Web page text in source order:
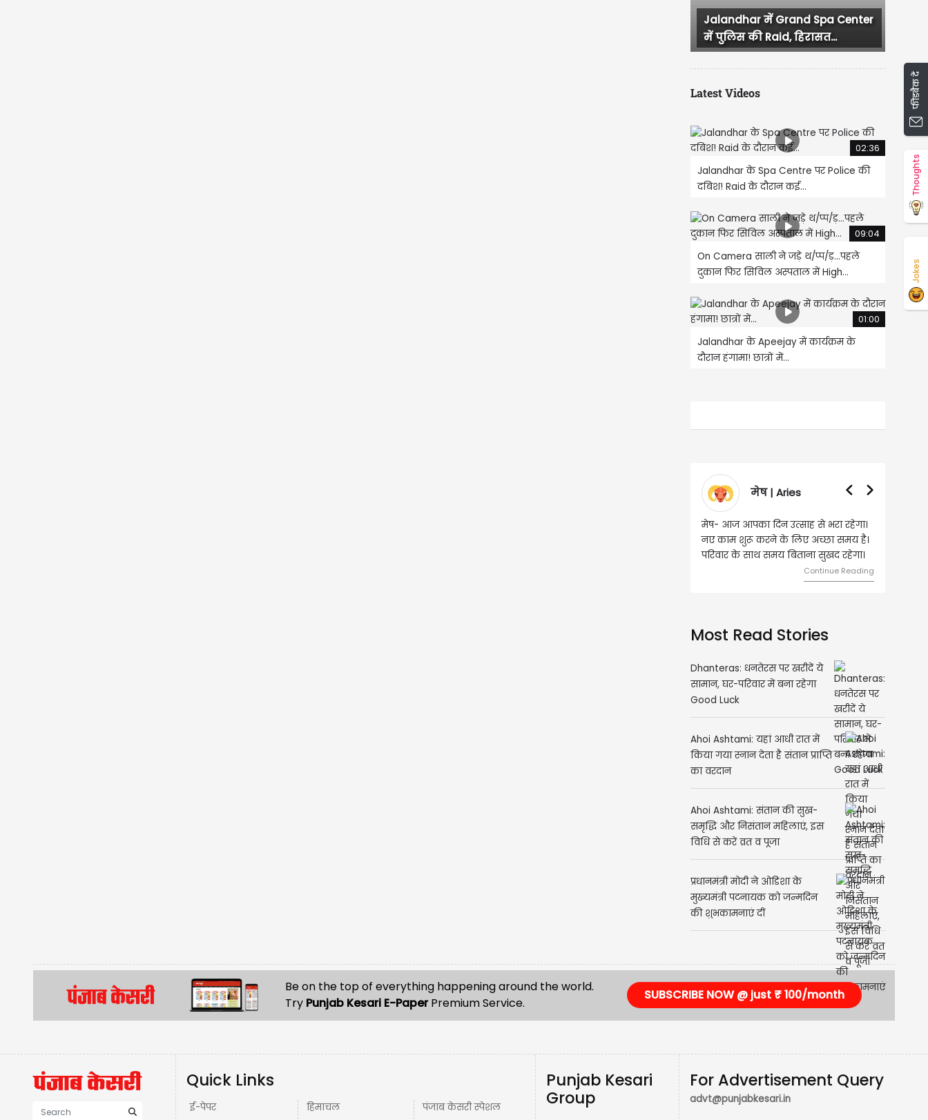
Jalandhar में Grand Spa Center
में पुलिस की Raid, हिरासत...
लुधियाना में कांग्रेस
हंगामा, प्रदेश...
Latest Videos
02:36
Jalandhar के Spa Centre पर Police की
दबिश! Raid के दौरान कई...
09:04
On Camera साली ने जड़े थ/प्प/ड़...पहले
दुकान फिर सिविल अस्पताल में High...
01:00
Jalandhar के Apeejay में कार्यक्रम के
दौरान हंगामा! छात्रों में...
मेष | Aries
मेष- आज आपका दिन उत्साह से भरा रहेगा।
नए काम शुरू करने के लिए अच्छा समय है।
परिवार के साथ समय बिताना सुखद रहेगा।
Continue Reading
वृषभ | Taurus
वृष- आज का दिन इस राशि
लिए शुभ रहने वाला है। धन
मामलों में सफलता मिलेगी।
मेलजोल बढ़ेगा। आर्थिक
समझकर...
Most Read Stories
Dhanteras: धनतेरस पर खरीदें ये
सामान, घर-परिवार में बना रहेगा
Ahoi Ashtami: यहां आधी रात में
किया गया स्नान देता है संतान प्राप्ति
Ahoi Ashtami: संतान की सुख-
समृद्धि और निसंतान महिलाएं, इस
प्रधानमंत्री मोदी ने ओडिशा के
मुख्यमंत्री पटनायक को जन्मदिन
Be on the top of everything happening around the world.
SUBSCRIBE NOW @ just ₹ 100/month
Quick Links
Punjab Kesari
For Advertisement Query
फीडबैक दें
Thoughts
Jokes